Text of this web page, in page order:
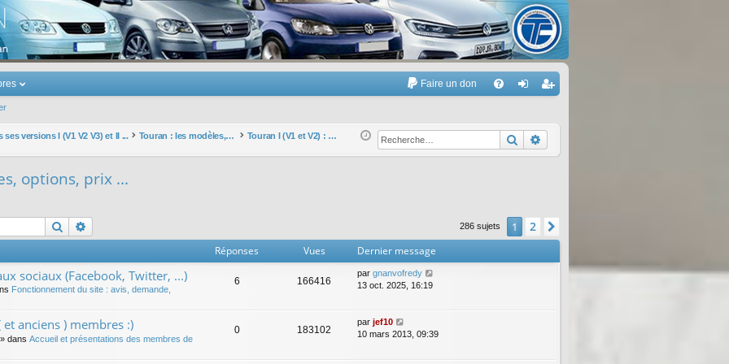
Touran
Faire un don
Q ne
xi
nr
eg
r
versions I (V1 V2 V3) et II ... Touran : les modèles, les prix, les achats, les options, ... Touran I (V1 et V2) : modèles, options, prix ... Rechercher
options, prix ...
Rechercher 286 sujets 1 2
Réponses Vues Dernier message
sociaux (Facebook, Twitter, ...)
Fonctionnement du site : avis, demande,
6 166416
par gnanvofredy
13 oct. 2025, 16:19
anciens ) membres :)
» dans Accueil et présentations des membres de
0 183102
par jef10
10 mars 2013, 09:39